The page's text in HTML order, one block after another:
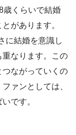
歳くらいで結婚
があります。
に結婚を意識し
なります。この
ながっていくの
ァンとしては、
です。